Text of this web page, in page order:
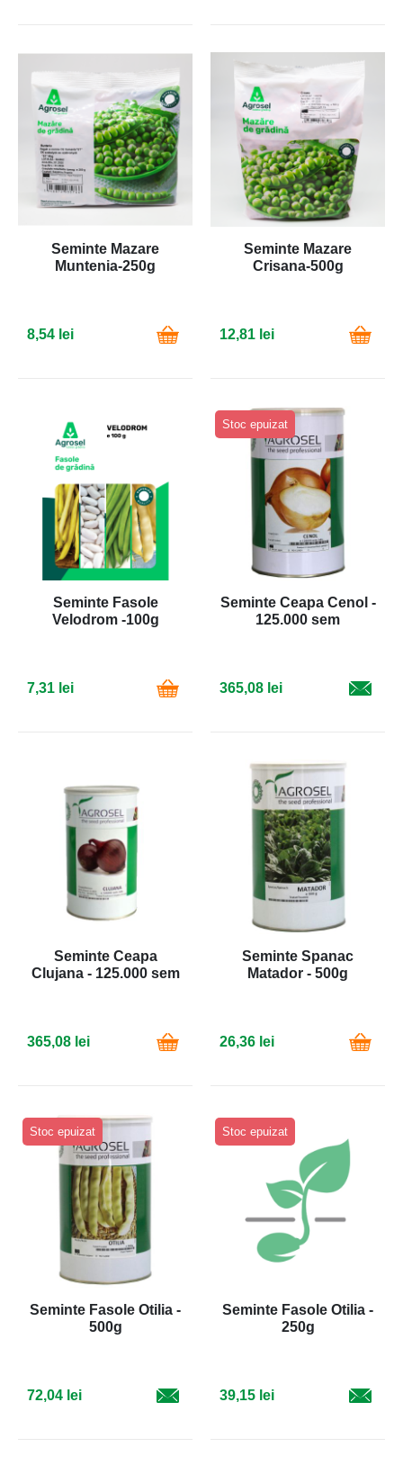
Seminte Mazare
Muntenia-250g
8,54 lei
Seminte Mazare
Crisana-500g
12,81 lei
Seminte Fasole
Velodrom -100g
7,31 lei
Stoc epuizat
Seminte Ceapa Cenol -
125.000 sem
365,08 lei
Seminte Ceapa
Clujana - 125.000 sem
365,08 lei
Seminte Spanac
Matador - 500g
26,36 lei
Stoc epuizat
Seminte Fasole Otilia -
500g
72,04 lei
Stoc epuizat
Seminte Fasole Otilia -
250g
39,15 lei